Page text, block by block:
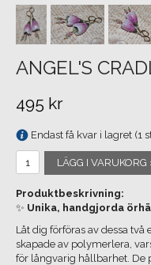
ANGEL'S
495 kr
Endast få kvar i lagret (1
LÄGG I VARUKORG
Produktbeskrivning:
✨ Unika, handgjorda
Låt dig förföras av dessa
skapade av polymerlera,
för långvarig hållbarhet. De